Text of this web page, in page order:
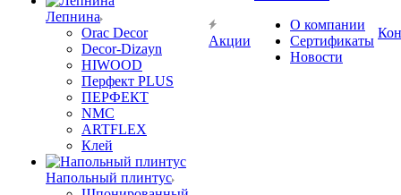
Лепнина
Orac Decor
Decor-Dizayn
HIWOOD
Перфект PLUS
ПЕРФЕКТ
NMC
ARTFLEX
Клей
Напольный плинтус
Акции
О компании
Сертификаты
Новости